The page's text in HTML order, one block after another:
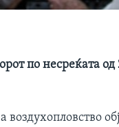
по несреќата од